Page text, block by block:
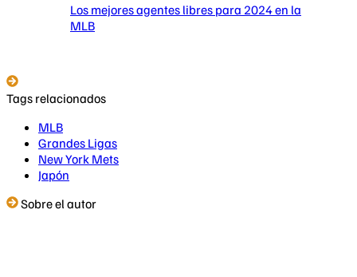
Los mejores agentes libres para 2024 en la
MLB
Tags relacionados
MLB
Grandes Ligas
New York Mets
Japón
Sobre el autor